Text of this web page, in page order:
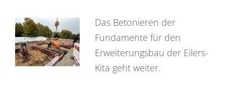
Das Betonieren der
Fundamente für den
Erweiterungsbau der Eilers-
Kita geht weiter.